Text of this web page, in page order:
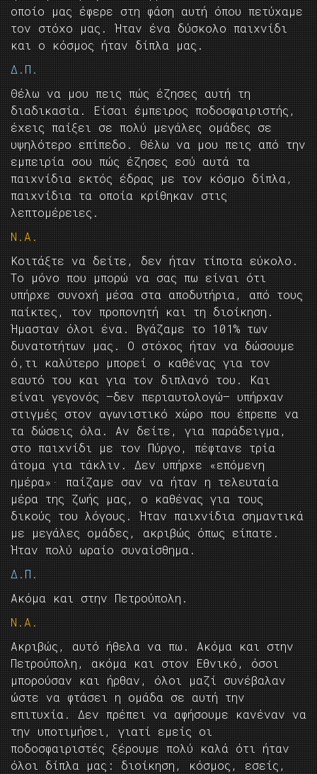
οποίο μας έφερε στη φάση αυτή όπου πετύχαμε
τον στόχο μας. Ήταν ένα δύσκολο παιχνίδι
και ο κόσμος ήταν δίπλα μας.
Δ.Π.
Θέλω να μου πεις πώς έζησες αυτή τη
διαδικασία. Είσαι έμπειρος ποδοσφαιριστής,
έχεις παίξει σε πολύ μεγάλες ομάδες σε
υψηλότερο επίπεδο. Θέλω να μου πεις από την
εμπειρία σου πώς έζησες εσύ αυτά τα
παιχνίδια εκτός έδρας με τον κόσμο δίπλα,
παιχνίδια τα οποία κρίθηκαν στις
λεπτομέρειες.
Ν.Α.
Κοιτάξτε να δείτε, δεν ήταν τίποτα εύκολο.
Το μόνο που μπορώ να σας πω είναι ότι
υπήρχε συνοχή μέσα στα αποδυτήρια, από τους
παίκτες, τον προπονητή και τη διοίκηση.
Ήμασταν όλοι ένα. Βγάζαμε το 101% των
δυνατοτήτων μας. Ο στόχος ήταν να δώσουμε
ό,τι καλύτερο μπορεί ο καθένας για τον
εαυτό του και για τον διπλανό του. Και
είναι γεγονός —δεν περιαυτολογώ— υπήρχαν
στιγμές στον αγωνιστικό χώρο που έπρεπε να
τα δώσεις όλα. Αν δείτε, για παράδειγμα,
στο παιχνίδι με τον Πύργο, πέφτανε τρία
άτομα για τάκλιν. Δεν υπήρχε «επόμενη
ημέρα»· παίζαμε σαν να ήταν η τελευταία
μέρα της ζωής μας, ο καθένας για τους
δικούς του λόγους. Ήταν παιχνίδια σημαντικά
με μεγάλες ομάδες, ακριβώς όπως είπατε.
Ήταν πολύ ωραίο συναίσθημα.
Δ.Π.
Ακόμα και στην Πετρούπολη.
Ν.Α.
Ακριβώς, αυτό ήθελα να πω. Ακόμα και στην
Πετρούπολη, ακόμα και στον Εθνικό, όσοι
μπορούσαν και ήρθαν, όλοι μαζί συνέβαλαν
ώστε να φτάσει η ομάδα σε αυτή την
επιτυχία. Δεν πρέπει να αφήσουμε κανέναν να
την υποτιμήσει, γιατί εμείς οι
ποδοσφαιριστές ξέρουμε πολύ καλά ότι ήταν
όλοι δίπλα μας: διοίκηση, κόσμος, εσείς,